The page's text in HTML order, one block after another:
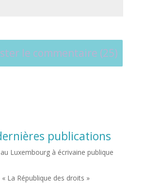
publications
Luxembourg à écrivaine publique
La République des droits »